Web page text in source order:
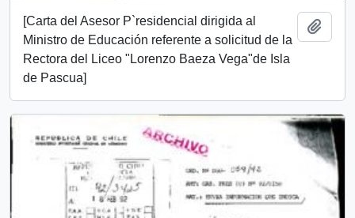
[Carta del Asesor P`residencial dirigida al
Ministro de Educación referente a solicitud de la
Rectora del Liceo "Lorenzo Baeza Vega"de Isla
de Pascua]